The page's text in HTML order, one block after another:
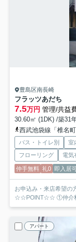
豊島区南長崎
フラッツあだち
7.5万円 管理/共益
30.60㎡ (1DK) /築31
西武池袋線「椎名
バス・トイレ別 室
フローリング
電気
仲手無料 礼0 即入居
お申込み・来店希望の
☆☆POINT☆☆ ①仲介
アパート